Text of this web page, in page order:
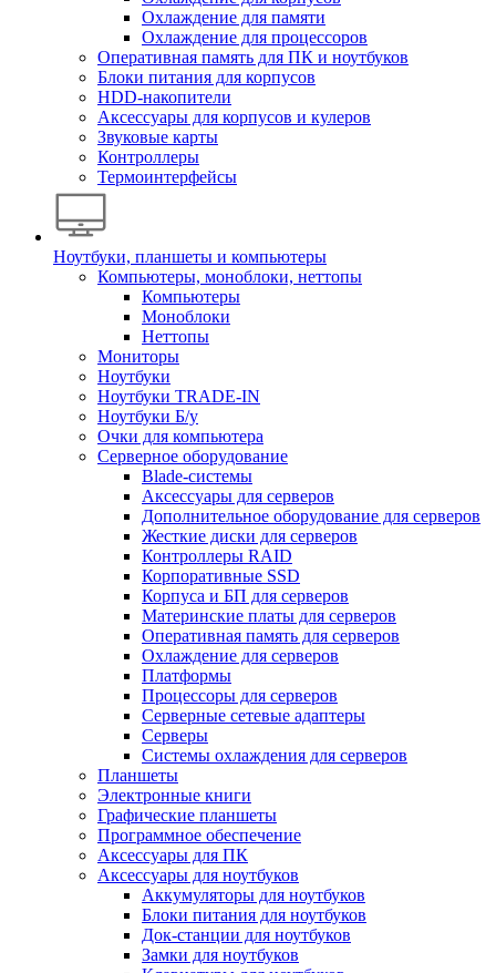
Охлаждение для памяти
Охлаждение для процессоров
Оперативная память для ПК и ноутбуков
Блоки питания для корпусов
HDD-накопители
Аксессуары для корпусов и кулеров
Звуковые карты
Контроллеры
Термоинтерфейсы
Ноутбуки, планшеты и компьютеры
Компьютеры, моноблоки, неттопы
Компьютеры
Моноблоки
Неттопы
Мониторы
Ноутбуки
Ноутбуки TRADE-IN
Ноутбуки Б/у
Очки для компьютера
Серверное оборудование
Blade-системы
Аксессуары для серверов
Дополнительное оборудование для серверов
Жесткие диски для серверов
Контроллеры RAID
Корпоративные SSD
Корпуса и БП для серверов
Материнские платы для серверов
Оперативная память для серверов
Охлаждение для серверов
Платформы
Процессоры для серверов
Серверные сетевые адаптеры
Серверы
Системы охлаждения для серверов
Планшеты
Электронные книги
Графические планшеты
Программное обеспечение
Аксессуары для ПК
Аксессуары для ноутбуков
Аккумуляторы для ноутбуков
Блоки питания для ноутбуков
Док-станции для ноутбуков
Замки для ноутбуков